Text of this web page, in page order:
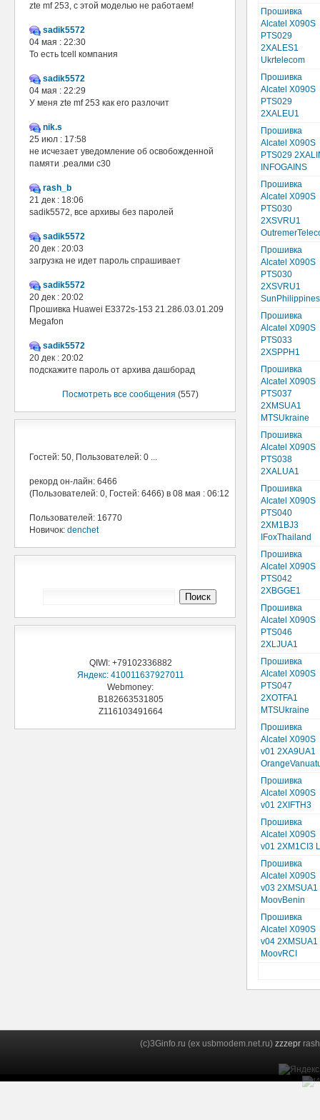
zte mf 253, с этой моделью не работаем!
sadik5572
04 мая : 22:30
То есть tcell компания
sadik5572
04 мая : 22:29
У меня zte mf 253 как его разлочит
nik.s
25 июл : 17:58
не исчезает уведомление об освобожденной
памяти .реалми с30
rash_b
21 дек : 18:06
sadik5572, все архивы без паролей
sadik5572
20 дек : 20:03
загрузка не идет пароль спрашивает
sadik5572
20 дек : 20:02
Прошивка Huawei E3372s-153 21.286.03.01.209
Megafon
sadik5572
20 дек : 20:02
подскажите пароль от архива дашборад
Посмотреть все сообщения (557)
Гостей: 50, Пользователей: 0 ...
рекорд он-лайн: 6466
(Пользователей: 0, Гостей: 6466) в 08 мая : 06:12
Пользователей: 16770
Новичок: denchet
QIWI: +79102336882
Яндекс: 410011637927011
Webmoney:
B182663531805
Z116103491664
Прошивка
Alcatel X090S
PTS029
2XALES1
Ukrtelecom
Прошивка
Alcatel X090S
PTS029
2XALEU1
Прошивка
Alcatel X090S
PTS029
INFOGAINS
Прошивка
Alcatel X090S
PTS030
2XSVRU1
Прошивка
Alcatel X090S
PTS030
2XSVRU1
SunPhilippines
Прошивка
Alcatel X090S
PTS033
2XSPPH1
Прошивка
Alcatel X090S
PTS037
2XMSUA1
MTSUkraine
Прошивка
Alcatel X090S
PTS038
2XALUA1
Прошивка
Alcatel X090S
PTS040
2XM1BJ3
IFoxThailand
Прошивка
Alcatel X090S
PTS042
2XBGGE1
Прошивка
Alcatel X090S
PTS046
2XLJUA1
Прошивка
Alcatel X090S
PTS047
2XOTFA1
MTSUkraine
Прошивка
Alcatel X090S
v01 2XA9UA1
Прошивка
Alcatel X090S
v01 2XIFTH3
Прошивка
Alcatel X090S
v01 2XM1CI3
Прошивка
Alcatel X090S
v03 2XMSUA1
MoovBenin
Прошивка
Alcatel X090S
v04 2XMSUA1
MoovRCI
(c)3Ginfo.ru (ex usbmodem.net.ru) zzzepr